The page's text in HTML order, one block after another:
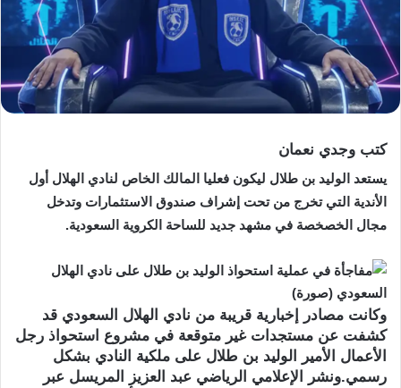
كتب وجدي نعمان
يستعد الوليد بن طلال ليكون فعليا المالك الخاص لنادي الهلال أول
الأندية التي تخرج من تحت إشراف صندوق الاستثمارات وتدخل
مجال الخصخصة في مشهد جديد للساحة الكروية السعودية.
وكانت مصادر إخبارية قريبة من نادي الهلال السعودي قد
كشفت عن مستجدات غير متوقعة في مشروع استحواذ رجل
الأعمال الأمير الوليد بن طلال على ملكية النادي بشكل
رسمي.ونشر الإعلامي الرياضي عبد العزيز المريسل عبر